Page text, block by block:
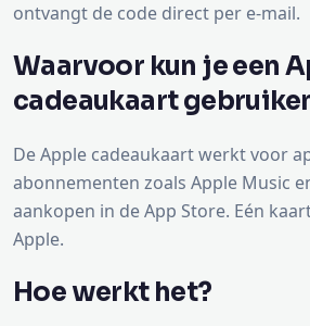
ontvangt de code direct per e-mail.
Waarvoor kun je een
cadeaukaart
De Apple cadeaukaart werkt voor
abonnementen zoals Apple Music
aankopen in de App Store. Eén
Apple.
Hoe werkt het?